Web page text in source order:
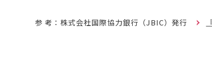
参 考：株式会社国際協力銀行（JBIC）発行